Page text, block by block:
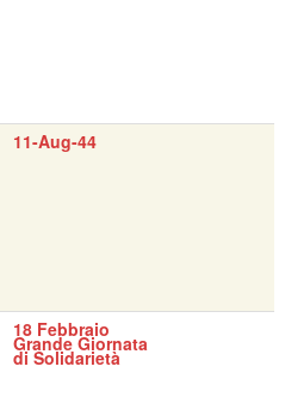
11-Aug-44
18 Febbraio
Grande Giornata
di Solidarietà